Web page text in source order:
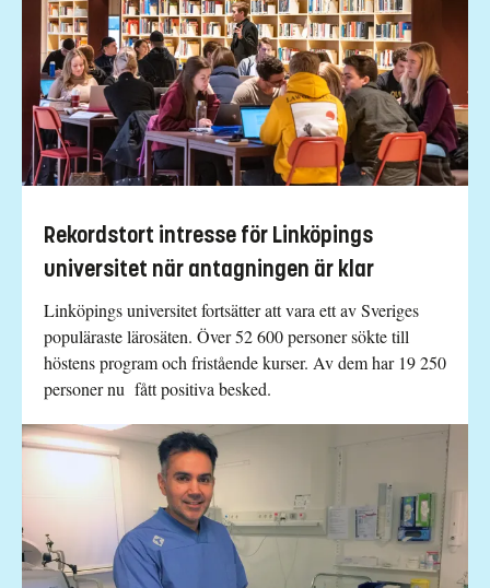
Rekordstort intresse för Linköpings
universitet när antagningen är klar
Linköpings universitet fortsätter att vara ett av Sveriges
populäraste lärosäten. Över 52 600 personer sökte till
höstens program och fristående kurser. Av dem har 19 250
personer nu fått positiva besked.